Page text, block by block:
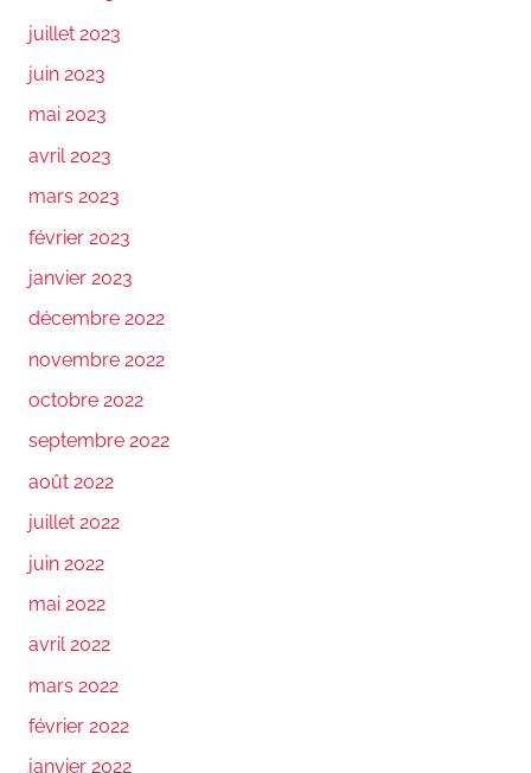
juillet 2023
juin 2023
mai 2023
avril 2023
mars 2023
février 2023
janvier 2023
décembre 2022
novembre 2022
octobre 2022
septembre 2022
août 2022
juillet 2022
juin 2022
mai 2022
avril 2022
mars 2022
février 2022
janvier 2022